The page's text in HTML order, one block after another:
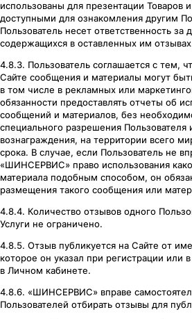
использованы для презентации Товаров
доступными для ознакомления другим
Пользователь несет ответственность за
содержащихся в оставленных им
4.8.3. Пользователь соглашается с тем,
Сайте сообщения и материалы могут
в том числе в рекламных или
обязанности предоставлять отчеты об
сообщений и материалов, без
специального разрешения Пользователя
вознаграждения, на территории всего
срока. В случае, если Пользователь не
«ШИНСЕРВИС» право использования
материала подобным способом, он
размещения такого сообщения или
4.8.4. Количество отзывов одного
Услуги не ограничено.
4.8.5. Отзыв публикуется на Сайте от
которое он указал при регистрации или
в Личном кабинете.
4.8.6. «ШИНСЕРВИС» вправе
Пользователей отбирать отзывы для